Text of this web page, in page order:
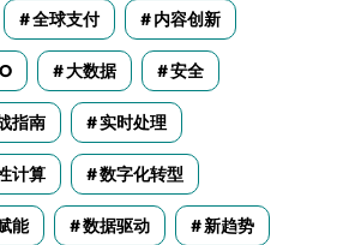
全球支付 内容创新
大数据 安全
指南 实时处理
计算 数字化转型
能 数据驱动 新趋势